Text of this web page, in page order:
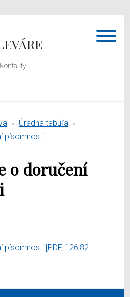
Kontakty
Úradná tabuľa
písomnosti
o doručení
písomnosti [PDF, 126,82